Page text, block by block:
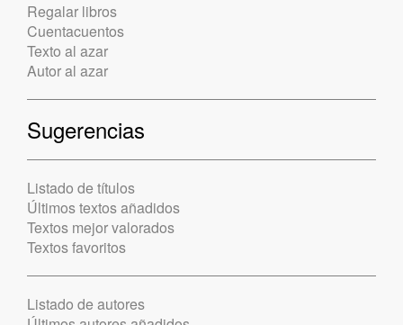
Regalar libros
Cuentacuentos
Texto al azar
Autor al azar
Sugerencias
Listado de títulos
Últimos textos añadidos
Textos mejor valorados
Textos favoritos
Listado de autores